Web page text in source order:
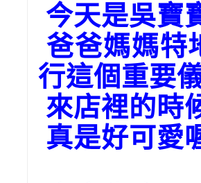
今天是吳寶
爸爸媽媽特
行這個重要
來店裡的時
真是好可愛